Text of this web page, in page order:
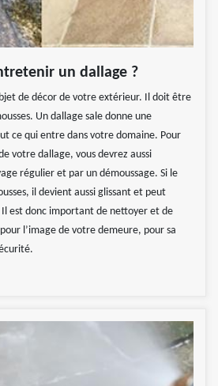
un dallage ?
de décor de votre extérieur. Il doit être
Un dallage sale donne une
ce qui entre dans votre domaine. Pour
votre dallage, vous devrez aussi
régulier et par un démoussage. Si le
il devient aussi glissant et peut
est donc important de nettoyer et de
l’image de votre demeure, pour sa